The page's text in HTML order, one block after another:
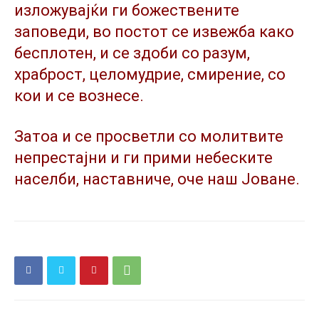
изложувајќи ги божествените
заповеди, во постот се извежба како
бесплотен, и се здоби со разум,
храброст, целомудрие, смирение, со
кои и се вознесе.
Затоа и се просветли со молитвите
непрестајни и ги прими небеските
населби, наставниче, оче наш Јоване.